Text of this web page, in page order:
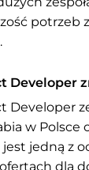
potrzeb
Developer
Developer
w Polsce
jest jedną z
dla